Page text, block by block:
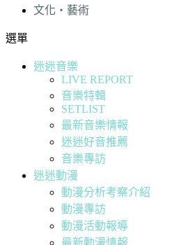
文化・藝術
選單
迷迷音樂
LIVE REPORT
音樂特輯
SETLIST
最新音樂情報
迷迷好音推薦
音樂專訪
迷迷動漫
動漫分析考察介紹
動漫專訪
動漫活動報導
最新動漫情報